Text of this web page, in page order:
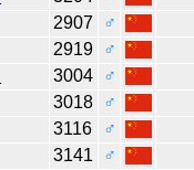
2907
♂
2919
♂
3004
♂
3018
♂
3116
♂
3141
♂